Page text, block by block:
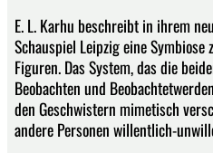
E. L. Karhu beschreibt in ihrem
Schauspiel Leipzig eine
Figuren. Das System, das die
Beobachten und
den Geschwistern mimetisch
andere Personen willentlich-